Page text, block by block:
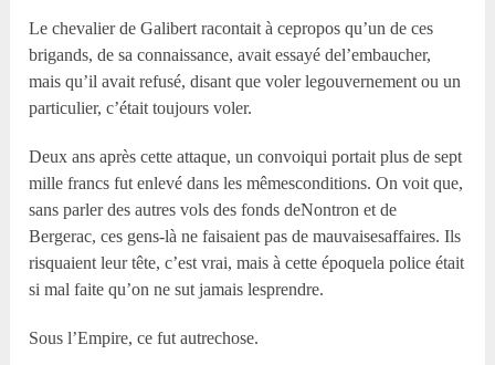
Le chevalier de Galibert racontait à cepropos qu’un de ces
brigands, de sa connaissance, avait essayé del’embaucher,
mais qu’il avait refusé, disant que voler legouvernement ou un
particulier, c’était toujours voler.
Deux ans après cette attaque, un convoiqui portait plus de sept
mille francs fut enlevé dans les mêmesconditions. On voit que,
sans parler des autres vols des fonds deNontron et de
Bergerac, ces gens-là ne faisaient pas de mauvaisesaffaires. Ils
risquaient leur tête, c’est vrai, mais à cette époquela police était
si mal faite qu’on ne sut jamais lesprendre.
Sous l’Empire, ce fut autrechose.